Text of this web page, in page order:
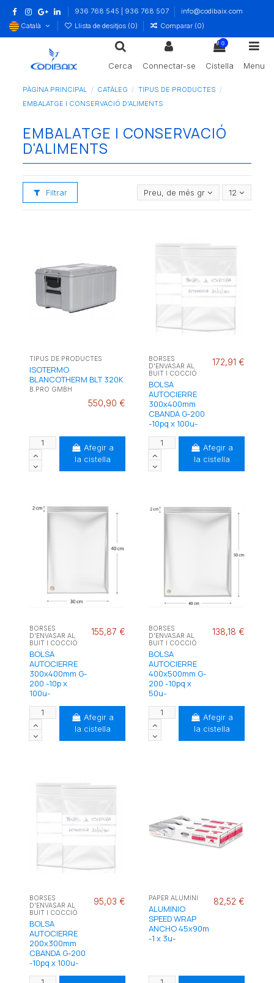
936 768 545 | 936 768 507
info@codibaix.com
Català
Llista de desitjos (0) Comparar (0)
Cerca Connectar-se
0
Cistella Menu
PÀGINA PRINCIPAL CATÀLEG
TIPUS DE PRODUCTES
EMBALATGE I CONSERVACIÓ D'ALIMENTS
EMBALATGE I CONSERVACIÓ
D'ALIMENTS
Filtrar Preu, de més gran a més petit
12
TIPUS DE PRODUCTES
ISOTERMO
BLANCOTHERM BLT 320K
B.PRO GMBH
550,90 €
Afegir a
la cistella
BORSES
D'ENVASAR AL
BUIT I COCCIÓ
BOLSA
AUTOCIERRE
300x400mm
CBANDA G-200
-10pq x 100u-
172,91 €
Afegir a
la cistella
BORSES
D'ENVASAR AL
BUIT I COCCIÓ
BOLSA
AUTOCIERRE
300x400mm G-
200 -10p x
100u-
155,87 €
Afegir a
la cistella
BORSES
D'ENVASAR AL
BUIT I COCCIÓ
BOLSA
AUTOCIERRE
400x500mm G-
200 -10pq x
50u-
138,18 €
Afegir a
la cistella
BORSES
D'ENVASAR AL
BUIT I COCCIÓ
BOLSA
AUTOCIERRE
200x300mm
CBANDA G-200
-10pq x 100u-
95,03 € PAPER ALUMINI
ALUMINIO
SPEED WRAP
ANCHO 45x90m
-1 x 3u-
82,52 €